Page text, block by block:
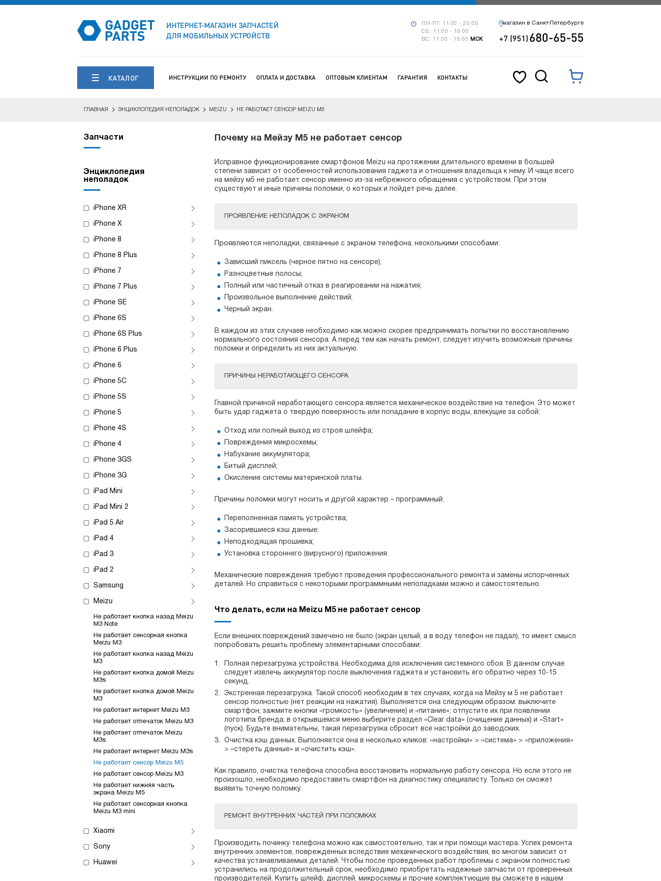
ИНТЕРНЕТ-МАГАЗИН ЗАПЧАСТЕЙ
ДЛЯ МОБИЛЬНЫХ УСТРОЙСТВ
ПН-ПТ: 11:00 - 20:00
СБ: 11:00 - 19:00
ВС: 11:00 - 19:00
МСК
магазин в Санкт-Петербурге
+7 (951)680-65-55
КАТАЛОГ ИНСТРУКЦИИ ПО РЕМОНТУ ОПЛАТА И ДОСТАВКА ОПТОВЫМ КЛИЕНТАМ ГАРАНТИЯ КОНТАКТЫ
ГЛАВНАЯ ЭНЦИКЛОПЕДИЯ НЕПОЛАДОК MEIZU НЕ РАБОТАЕТ СЕНСОР MEIZU M5
Запчасти
Энциклопедия
неполадок
iPhone XR
iPhone X
iPhone 8
iPhone 8 Plus
iPhone 7
iPhone 7 Plus
iPhone SE
iPhone 6S
iPhone 6S Plus
iPhone 6 Plus
iPhone 6
iPhone 5C
iPhone 5S
iPhone 5
iPhone 4S
iPhone 4
iPhone 3GS
iPhone 3G
iPad Mini
iPad Mini 2
iPad 5 Air
iPad 4
iPad 3
iPad 2
Samsung
Meizu
Не работает кнопка назад Meizu
M3 Note
Не работает сенсорная кнопка
Meizu M3
Не работает кнопка назад Meizu
M3
Не работает кнопка домой Meizu
M3s
Не работает кнопка домой Meizu
M3
Не работает интернет Meizu M3
Не работает отпечаток Meizu M3
Не работает отпечаток Meizu
M3s
Не работает интернет Meizu M3s
Не работает сенсор Meizu M5
Не работает сенсор Meizu M3
Не работает нижняя часть
экрана Meizu M5
Не работает сенсорная кнопка
Meizu M3 mini
Xiaomi
Sony
Huawei
Почему на Мейзу М5 не работает сенсор
Исправное функционирование смартфонов Meizu на протяжении длительного времени в большей
степени зависит от особенностей использования гаджета и отношения владельца к нему. И чаще всего
на мейзу м5 не работает сенсор именно из-за небрежного обращения с устройством. При этом
существуют и иные причины поломки, о которых и пойдет речь далее.
ПРОЯВЛЕНИЕ НЕПОЛАДОК С ЭКРАНОМ
Проявляются неполадки, связанные с экраном телефона, несколькими способами:
Зависший пиксель (черное пятно на сенсоре);
Разноцветные полосы;
Полный или частичный отказ в реагировании на нажатия;
Произвольное выполнение действий;
Черный экран.
В каждом из этих случаев необходимо как можно скорее предпринимать попытки по восстановлению
нормального состояния сенсора. А перед тем как начать ремонт, следует изучить возможные причины
поломки и определить из них актуальную.
ПРИЧИНЫ НЕРАБОТАЮЩЕГО СЕНСОРА
Главной причиной неработающего сенсора является механическое воздействие на телефон. Это может
быть удар гаджета о твердую поверхность или попадание в корпус воды, влекущие за собой:
Отход или полный выход из строя шлейфа;
Повреждения микросхемы;
Набухание аккумулятора;
Битый дисплей;
Окисление системы материнской платы.
Причины поломки могут носить и другой характер – программный:
Переполненная память устройства;
Засорившиеся кэш данные;
Неподходящая прошивка;
Установка стороннего (вирусного) приложения.
Механические повреждения требуют проведения профессионального ремонта и замены испорченных
деталей. Но справиться с некоторыми программными неполадками можно и самостоятельно.
Что делать, если на Meizu M5 не работает сенсор
Если внешних повреждений замечено не было (экран целый, а в воду телефон не падал), то имеет смысл
попробовать решить проблему элементарными способами:
Полная перезагрузка устройства. Необходима для исключения системного сбоя. В данном случае
следует извлечь аккумулятор после выключения гаджета и установить его обратно через 10-15
секунд.
Экстренная перезагрузка. Такой способ необходим в тех случаях, когда на Мейзу м 5 не работает
сенсор полностью (нет реакции на нажатия). Выполняется она следующим образом: выключите
смартфон; зажмите кнопки «громкость» (увеличение) и «питание»; отпустите их при появлении
логотипа бренда; в открывшемся меню выберите раздел «Clear data» (очищение данных) и «Start»
(пуск). Будьте внимательны, такая перезагрузка сбросит все настройки до заводских.
Очистка кэш данных. Выполняется она в несколько кликов: «настройки» > «система» > «приложения»
> «стереть данные» и «очистить кэш».
Как правило, очистка телефона способна восстановить нормальную работу сенсора. Но если этого не
произошло, необходимо предоставить смартфон на диагностику специалисту. Только он сможет
выявить точную поломку.
РЕМОНТ ВНУТРЕННИХ ЧАСТЕЙ ПРИ ПОЛОМКАХ
Производить починку телефона можно как самостоятельно, так и при помощи мастера. Успех ремонта
внутренних элементов, поврежденных вследствие механического воздействия, во многом зависит от
качества устанавливаемых деталей. Чтобы после проведенных работ проблемы с экраном полностью
устранились на продолжительный срок, необходимо приобретать надежные запчасти от проверенных
производителей. Купить шлейф, дисплей, микросхемы и прочие комплектующие вы сможете в нашем